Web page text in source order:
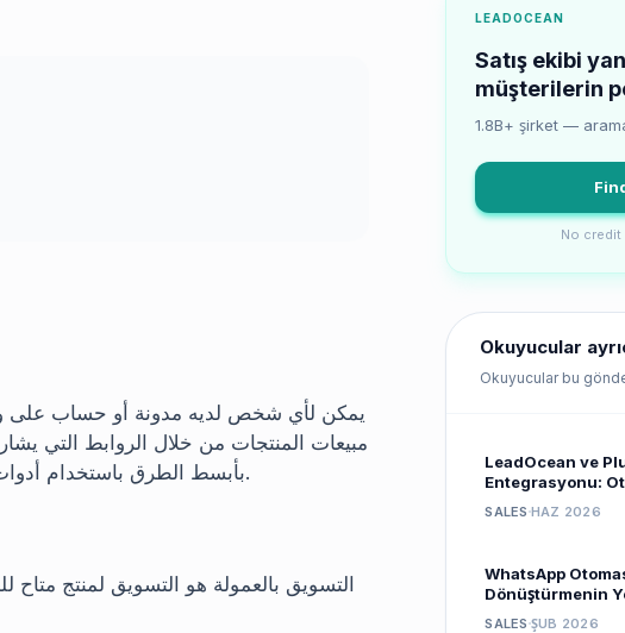
مبيعات المنتجات من خلال الروابط التي
بأبسط الطرق باستخدام أدوات التكنولوجيا الحديثة ومجرد نقرة واحدة، دون الحاجة إلى بذل أي جهد.
التسويق بالعمولة هو التسويق لمنتج
LEADOCEAN
Satış ekibi
müşterilerin
1.8B+ şirket —
No credit
Okuyucular
Okuyucular bu
LeadOcean ve
Entegrasyonu:
SALES HAZ 2026
WhatsApp
Dönüştürmenin
SALES ŞUB 2026